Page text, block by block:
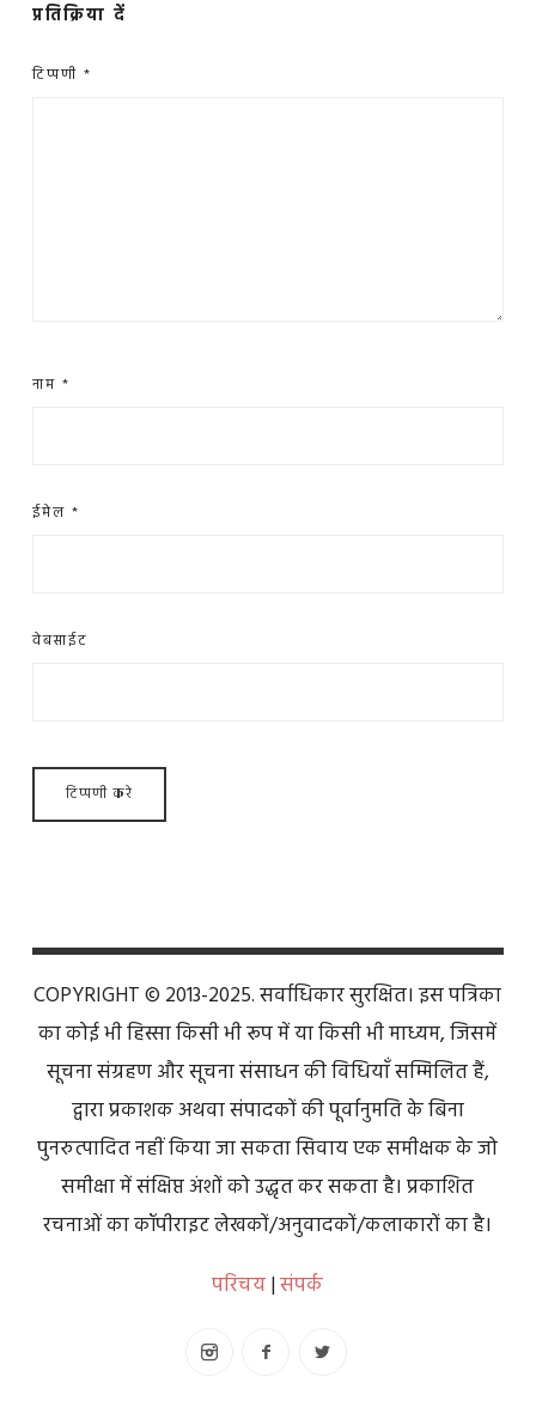
प्रतिक्रिया दें
टिप्पणी *
नाम *
ईमेल *
वेबसाईट
COPYRIGHT © 2013-2025. सर्वाधिकार सुरक्षित। इस पत्रिका
का कोई भी हिस्सा किसी भी रूप में या किसी भी माध्यम, जिसमें
सूचना संग्रहण और सूचना संसाधन की विधियाँ सम्मिलित हैं,
द्वारा प्रकाशक अथवा संपादकों की पूर्वानुमति के बिना
पुनरुत्पादित नहीं किया जा सकता सिवाय एक समीक्षक के जो
समीक्षा में संक्षिप्त अंशों को उद्धृत कर सकता है। प्रकाशित
रचनाओं का कॉपीराइट लेखकों/अनुवादकों/कलाकारों का है।
परिचय|संपर्क